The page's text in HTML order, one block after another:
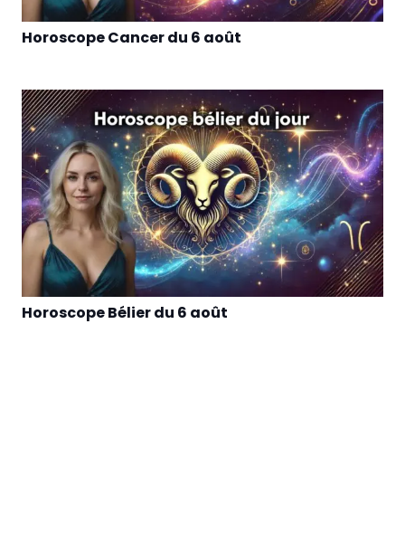
Horoscope Cancer du 6 août
Horoscope Bélier du 6 août